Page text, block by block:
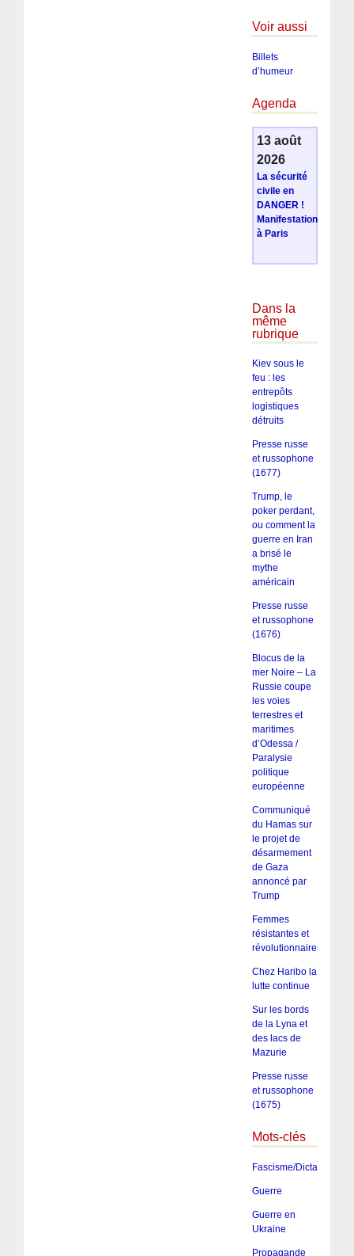
Voir aussi
Billets
d’humeur
Agenda
13 août
2026
La sécurité
civile en
DANGER !
Manifestation
à Paris
Dans la
même
rubrique
Kiev sous le
feu : les
entrepôts
logistiques
détruits
Presse russe
et russophone
(1677)
Trump, le
poker perdant,
ou comment la
guerre en Iran
a brisé le
mythe
américain
Presse russe
et russophone
(1676)
Blocus de la
mer Noire – La
Russie coupe
les voies
terrestres et
maritimes
d’Odessa /
Paralysie
politique
européenne
Communiqué
du Hamas sur
le projet de
désarmement
de Gaza
annoncé par
Trump
Femmes
résistantes et
révolutionnaires
Chez Haribo la
lutte continue
Sur les bords
de la Lyna et
des lacs de
Mazurie
Presse russe
et russophone
(1675)
Mots-clés
Fascisme/Dictature/
Guerre
Guerre en
Ukraine
Propagande